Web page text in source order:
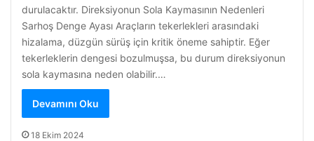
durulacaktır. Direksiyonun Sola Kaymasının Nedenleri
Sarhoş Denge Ayası Araçların tekerlekleri arasındaki
hizalama, düzgün sürüş için kritik öneme sahiptir. Eğer
tekerleklerin dengesi bozulmuşsa, bu durum direksiyonun
sola kaymasına neden olabilir.…
Devamını Oku
18 Ekim 2024